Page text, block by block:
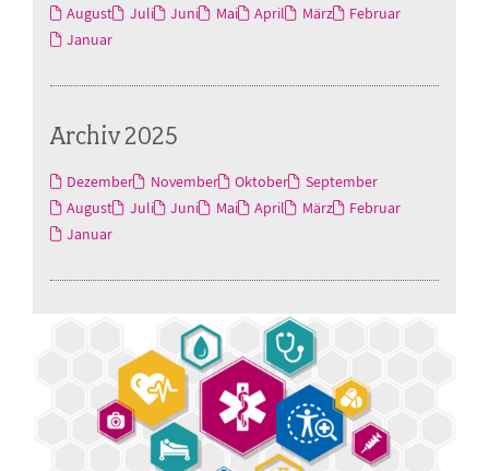
August Juli Juni Mai April März
Februar
Januar
Archiv 2025
Dezember November Oktober
September
August
Juli Juni Mai April März
Februar
Januar